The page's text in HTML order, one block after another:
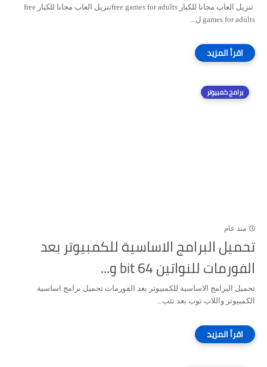
تنزيل العاب مجانا للكبار free games for adultsتنزيل العاب مجانا للكبار free
games for adults ل...
برامج كمبيوتر
منذ عام
تحميل البرامج الاساسية للكمبيوتر بعد
الفورمات للنواتين 64 bit و...
تحميل البرامج الاساسية للكمبيوتر بعد الفورمات تحميل برامج اساسية
الكمبيوتر واللاب توب بعد تثب...